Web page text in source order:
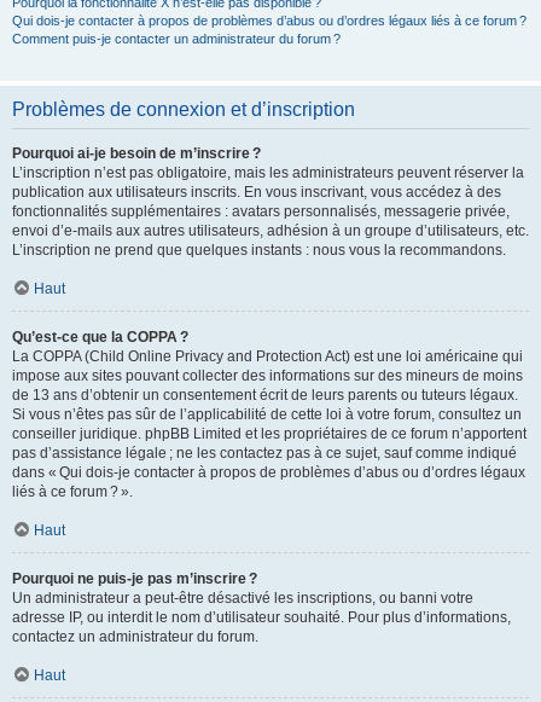
Qui dois-je contacter à propos de problèmes d’abus ou d’ordres légaux liés à ce forum ?
Comment puis-je contacter un administrateur du forum ?
Problèmes de connexion et d’inscription
Pourquoi ai-je besoin de m’inscrire ?
L’inscription n’est pas obligatoire, mais les administrateurs peuvent réserver la
publication aux utilisateurs inscrits. En vous inscrivant, vous accédez à des
fonctionnalités supplémentaires : avatars personnalisés, messagerie privée,
envoi d’e-mails aux autres utilisateurs, adhésion à un groupe d’utilisateurs, etc.
L’inscription ne prend que quelques instants : nous vous la recommandons.
Haut
Qu’est-ce que la COPPA ?
La COPPA (Child Online Privacy and Protection Act) est une loi américaine qui
impose aux sites pouvant collecter des informations sur des mineurs de moins
de 13 ans d’obtenir un consentement écrit de leurs parents ou tuteurs légaux.
Si vous n’êtes pas sûr de l’applicabilité de cette loi à votre forum, consultez un
conseiller juridique. phpBB Limited et les propriétaires de ce forum n’apportent
pas d’assistance légale ; ne les contactez pas à ce sujet, sauf comme indiqué
dans « Qui dois-je contacter à propos de problèmes d’abus ou d’ordres légaux
liés à ce forum ? ».
Haut
Pourquoi ne puis-je pas m’inscrire ?
Un administrateur a peut-être désactivé les inscriptions, ou banni votre
adresse IP, ou interdit le nom d’utilisateur souhaité. Pour plus d’informations,
contactez un administrateur du forum.
Haut